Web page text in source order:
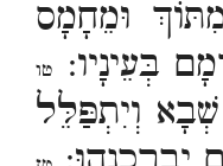
וּמֵחָמָס
בְּעֵינָיו:
טו
שְׁבָא וְיִתְפַּלֵּל